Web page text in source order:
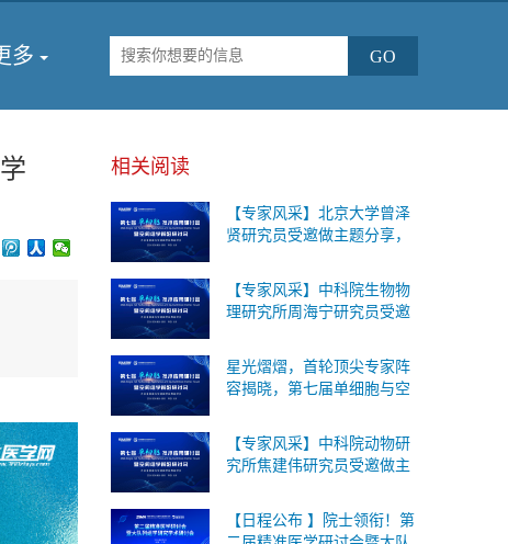
多
相关阅读
【专家风采】北京大学曾泽
贤研究员受邀做主题分享，
坛将于2026年9月18-19日在
北京召开！
【专家风采】中科院生物物
理研究所周海宁研究员受邀
与空间组学论坛将于2026年
9月18-19日在北京召开！
星光熠熠，首轮顶尖专家阵
容揭晓，第七届单细胞与空
18-19日在北京召开！
【专家风采】中科院动物研
究所焦建伟研究员受邀做主
间组学论坛将于2026年9月
18-19日在北京召开！
【日程公布 】院士领衔！第